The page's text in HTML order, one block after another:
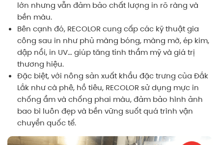
lớn nhưng vẫn đảm bảo chất lượng in rõ ràng và
bền màu.
Bên cạnh đó, RECOLOR cung cấp các kỹ thuật gia
công sau in như phủ màng bóng, màng mờ, ép kim,
dập nổi, in UV… giúp tăng tính thẩm mỹ và giá trị
thương hiệu.
Đặc biệt, với nông sản xuất khẩu đặc trưng của Đắk
Lắk như cà phê, hồ tiêu, RECOLOR sử dụng mực in
chống ẩm và chống phai màu, đảm bảo hình ảnh
bao bì luôn đẹp và bền vững suốt quá trình vận
chuyển quốc tế.